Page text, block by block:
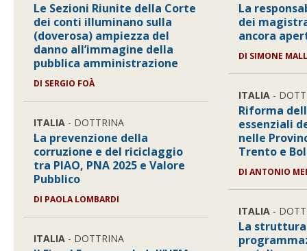
Le Sezioni Riunite della Corte
dei conti illuminano sulla
(doverosa) ampiezza del
danno all’immagine della
pubblica amministrazione
DI SERGIO FOÀ
ITALIA - DOTTRINA
La prevenzione della
corruzione e del riciclaggio
tra PIAO, PNA 2025 e Valore
Pubblico
DI PAOLA LOMBARDI
ITALIA - DOTTRINA
La
dei
ancora
DI SIMONE
ITALIA -
Riforma
essenziali
nelle
Trento e
DIANTONIO
ITALIA -
La